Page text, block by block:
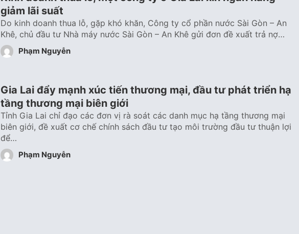
giảm lãi suất
Do kinh doanh thua lỗ, gặp khó khăn, Công ty cổ phần nước Sài Gòn – An
Khê, chủ đầu tư Nhà máy nước Sài Gòn – An Khê gửi đơn đề xuất trả nợ…
Phạm Nguyễn
Gia Lai đẩy mạnh xúc tiến thương mại, đầu tư phát triển hạ
tầng thương mại biên giới
Tỉnh Gia Lai chỉ đạo các đơn vị rà soát các danh mục hạ tầng thương mại
biên giới, đề xuất cơ chế chính sách đầu tư tạo môi trường đầu tư thuận lợi
để…
Phạm Nguyễn